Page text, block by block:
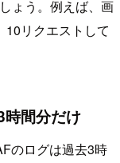
ょう。例えば、画
リクエストして
時間分だけ
のログは過去3時